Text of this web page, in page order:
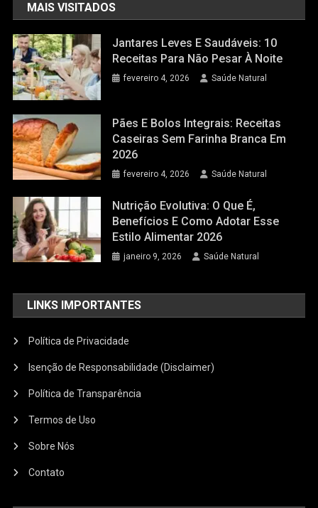
MAIS VISITADOS
Jantares Leves E Saudáveis: 10
Receitas Para Não Pesar À Noite
fevereiro 4, 2026 Saúde Natural
Pães E Bolos Integrais: Receitas
Caseiras Sem Farinha Branca Em
2026
fevereiro 4, 2026 Saúde Natural
Nutrição Evolutiva: O Que É,
Benefícios E Como Adotar Esse
Estilo Alimentar 2026
janeiro 9, 2026 Saúde Natural
LINKS IMPORTANTES
Política de Privacidade
Isenção de Responsabilidade (Disclaimer)
Política de Transparência
Termos de Uso
Sobre Nós
Contato